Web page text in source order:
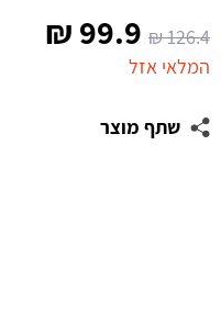
126.4
₪ המחיר
המקורי
היה:
99.9
₪
המלאי אזל
שתף מוצר